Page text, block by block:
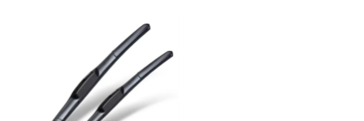
стеклоочистители
лобового стекла